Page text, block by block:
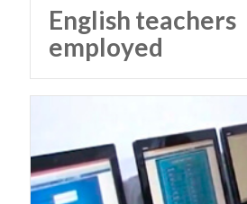
English teachers
employed